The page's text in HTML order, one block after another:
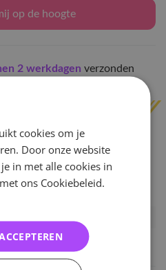
op de hoogte
2 werkdagen verzonden
1000001328850
cookies om je
Door onze website
in met alle cookies in
ons Cookiebeleid.